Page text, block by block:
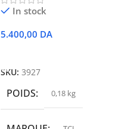
In stock
5.400,00 DA
SKU: 3927
POIDS 0,18 kg